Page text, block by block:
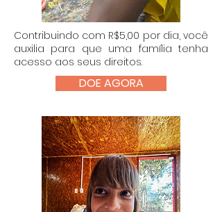
Contribuindo com R$5,00 por dia, você
auxilia para que uma família tenha
acesso aos seus direitos.
DOE AGORA